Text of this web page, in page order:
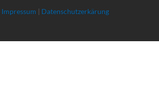
Impressum | Datenschutzerkärung